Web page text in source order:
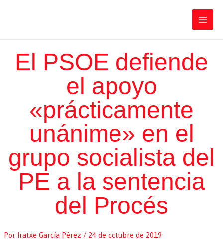
Main
El PSOE defiende
el apoyo
«prácticamente
unánime» en el
grupo socialista del
PE a la sentencia
del Procés
Por Iratxe García Pérez / 24 de octubre de 2019